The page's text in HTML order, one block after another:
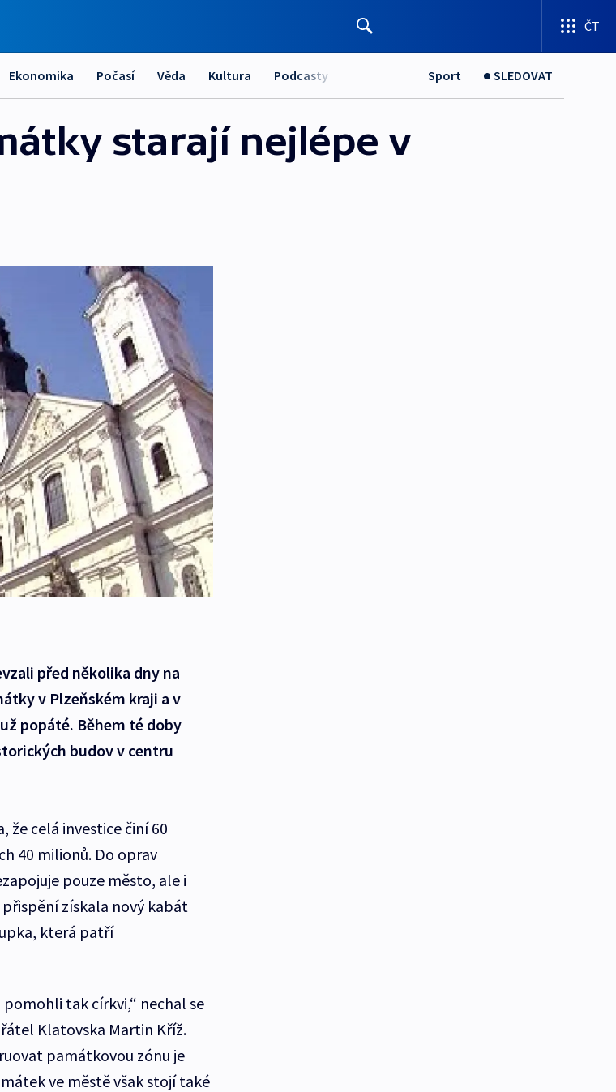
ČT
Ekonomika Počasí Věda Kultura Podcasty Sport SLEDOVAT
starají nejlépe v
před několika dny na
v Plzeňském kraji a v
popáté. Během té doby
budov v centru
že celá investice činí 60
40 milionů. Do oprav
pouze město, ale i
získala nový kabát
která patří
tak církvi,“ nechal se
Klatovska Martin Kříž.
památkovou zónu je
ve městě však stojí také